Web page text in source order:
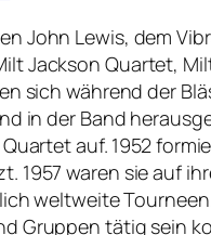
John Lewis, dem
Jackson Quartet,
sich während der
in der Band
auf. 1952
1957 waren sie auf
weltweite
Gruppen tätig sein